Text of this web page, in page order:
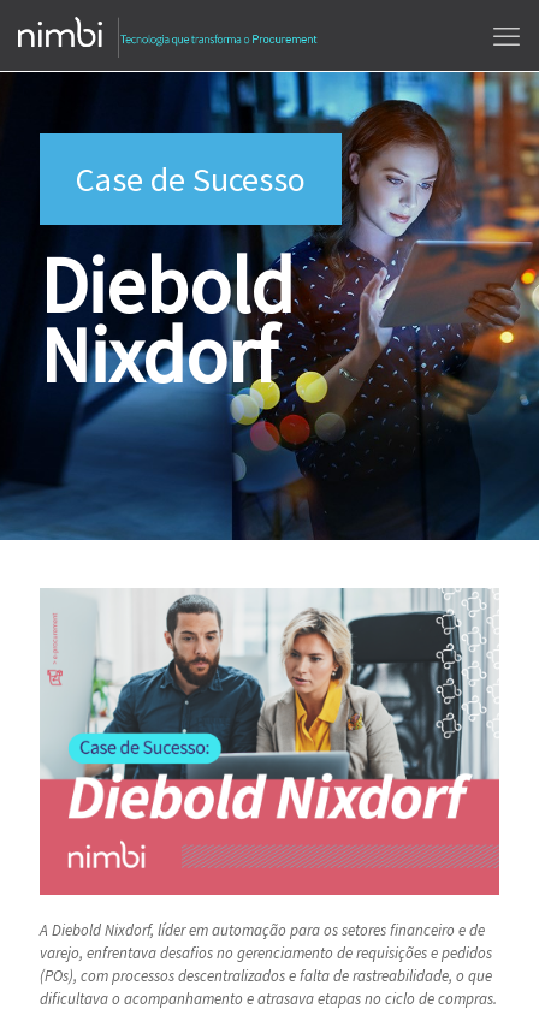
Case de Sucesso
Diebold
Nixdorf
A Diebold Nixdorf, líder em automação para os setores financeiro e de
varejo, enfrentava desafios no gerenciamento de requisições e pedidos
(POs), com processos descentralizados e falta de rastreabilidade, o que
dificultava o acompanhamento e atrasava etapas no ciclo de compras.